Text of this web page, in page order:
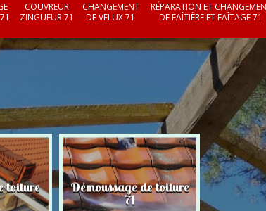
COUVREUR
ZINGUEUR 71
CHANGEMENT
DE VELUX 71
RÉPARATION ET
DE FAÎTIÈRE ET FAÎTAGE 71
toiture Démoussage de toiture
71